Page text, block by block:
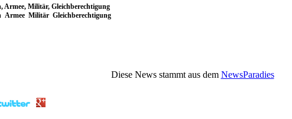
Armee, Militär, Gleichberechtigung
Armee Militär Gleichberechtigung
Diese News stammt aus dem NewsParadies